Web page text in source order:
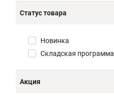
Статус товара
Новинка
Складская программа
Акция